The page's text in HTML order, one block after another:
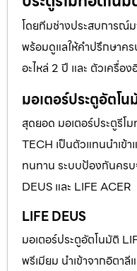
โดยทีมช่างประสบการณ์
พร้อมดูแลให้คำปรึกษาค
อะไหล่ 2 ปี และ ตัวเครื่อ
มอเตอร์ประตูอัตโน
สุดยอด มอเตอร์ประตูรีโ
TECH เป็นตัวแทนนำเข้
ทนทาน ระบบป้องกันคร
DEUS และ LIFE ACER
LIFE DEUS
มอเตอร์ประตูอัตโนมัติ
พรีเมียม นำเข้าจากอิตา